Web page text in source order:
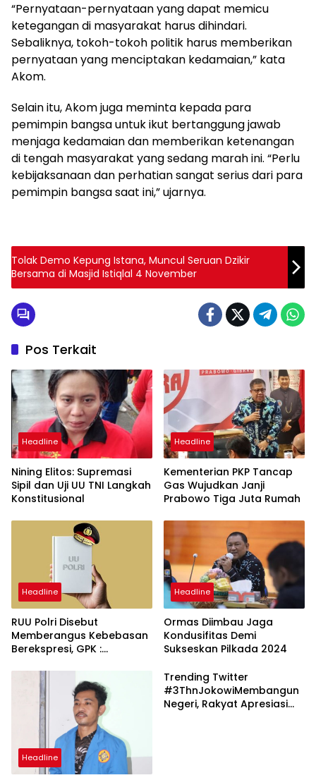
“Pernyataan-pernyataan yang dapat memicu
ketegangan di masyarakat harus dihindari.
Sebaliknya, tokoh-tokoh politik harus memberikan
pernyataan yang menciptakan kedamaian,” kata
Akom.
Selain itu, Akom juga meminta kepada para
pemimpin bangsa untuk ikut bertanggung jawab
menjaga kedamaian dan memberikan ketenangan
di tengah masyarakat yang sedang marah ini. “Perlu
kebijaksanaan dan perhatian sangat serius dari para
pemimpin bangsa saat ini,” ujarnya.
Tolak Demo Kepung Istana, Muncul Seruan Dzikir
Bersama di Masjid Istiqlal 4 November
Pos Terkait
Headline
Nining Elitos: Supremasi
Sipil dan Uji UU TNI Langkah
Konstitusional
Headline
Kementerian PKP Tancap
Gas Wujudkan Janji
Prabowo Tiga Juta Rumah
Headline
RUU Polri Disebut
Memberangus Kebebasan
Berekspresi, GPK :
Headline
Ormas Diimbau Jaga
Kondusifitas Demi
Sukseskan Pilkada 2024
Headline
Trending Twitter
#3ThnJokowiMembangun
Negeri, Rakyat Apresiasi